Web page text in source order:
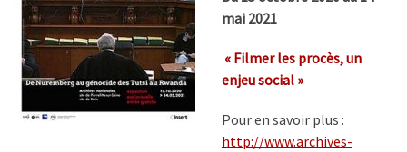
mai 2021
« Filmer les procès, un
enjeu social »
Pour en savoir plus :
http://www.archives-